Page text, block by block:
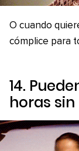
O cuando
cómplice para
14.
horas